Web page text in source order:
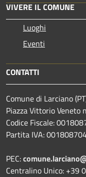
VIVERE IL COMUNE
Luoghi
Eventi
CONTATTI
Comune di Larciano
Piazza Vittorio Veneto
Codice Fiscale:
Partita IVA:
PEC:
Centralino Unico: +39